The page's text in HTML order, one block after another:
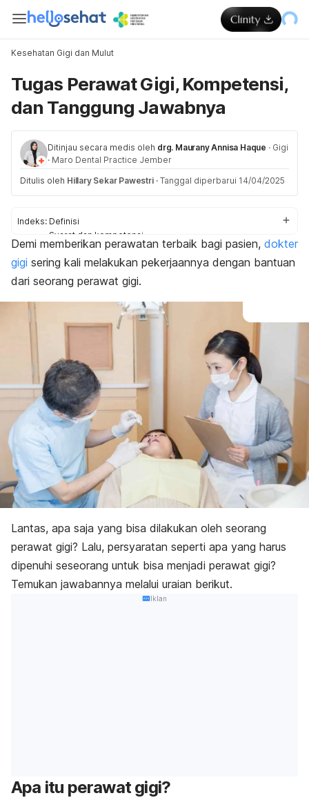
Kesehatan Gigi dan Mulut
Tugas Perawat Gigi, Kompetensi,
dan Tanggung Jawabnya
Ditinjau secara medis oleh drg. Maurany Annisa Haque · Gigi
· Maro Dental Practice Jember
Ditulis oleh Hillary Sekar Pawestri · Tanggal diperbarui 14/04/2025
Indeks: Definisi
Syarat dan kompetensi
Tugas
Demi memberikan perawatan terbaik bagi pasien, dokter
gigi sering kali melakukan pekerjaannya dengan bantuan
dari seorang perawat gigi.
Lantas, apa saja yang bisa dilakukan oleh seorang
perawat gigi? Lalu, persyaratan seperti apa yang harus
dipenuhi seseorang untuk bisa menjadi perawat gigi?
Temukan jawabannya melalui uraian berikut.
Iklan
Apa itu perawat gigi?